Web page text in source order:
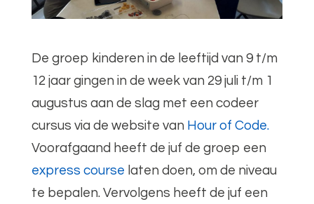
De groep kinderen in de leeftijd van 9 t/m
12 jaar gingen in de week van 29 juli t/m 1
augustus aan de slag met een codeer
cursus via de website van Hour of Code.
Voorafgaand heeft de juf de groep een
express course laten doen, om de niveau
te bepalen. Vervolgens heeft de juf een